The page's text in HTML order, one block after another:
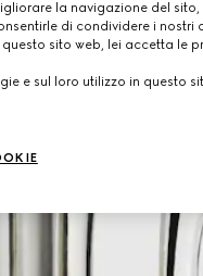
la navigazione del sito,
di condividere i nostri
sito web, lei accetta le
e sul loro utilizzo in questo